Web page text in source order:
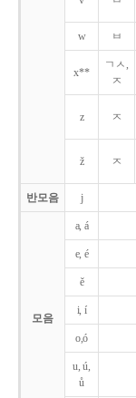
w ㅂ
x**
ㄱㅅ,
ㅈ
z ㅈ
ž ㅈ
반모음 j
모음
a, á
e, é
ě
i, í
o,ó
u, ú,
ů